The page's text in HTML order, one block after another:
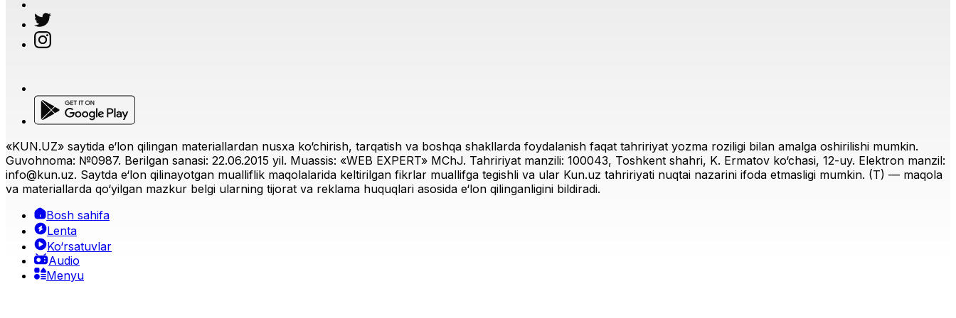
«KUN.UZ» saytida e‘lon qilingan materiallardan nusxa ko‘chirish, tarqatish va boshqa shakllarda foydalanish faqat tahririyat yozma roziligi bilan amalga oshirilishi mumkin.
Guvohnoma: №0987. Berilgan sanasi: 22.06.2015 yil. Muassis: «WEB EXPERT» MChJ. Tahririyat manzili: 100043, Toshkent shahri, K. Ermatov ko‘chasi, 12-uy. Elektron manzil:
info@kun.uz. Saytda e‘lon qilinayotgan mualliflik maqolalarida keltirilgan fikrlar muallifga tegishli va ular Kun.uz tahririyati nuqtai nazarini ifoda etmasligi mumkin. (T) — maqola
va materiallarda qo‘yilgan mazkur belgi ularning tijorat va reklama huquqlari asosida e‘lon qilinganligini bildiradi.
Bosh sahifa
Lenta
Ko‘rsatuvlar
Audio
Menyu